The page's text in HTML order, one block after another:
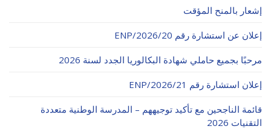
الأقــســــام الـتـحــضـيـريـــة
عروض التكوين
التربصات
الشهادات
نماذج ما بعد التدرج
إشعار بالمنح المؤقت
إعلان عن استشارة رقم 20/ENP/2026
مرحبًا بجميع حاملي شهادة البكالوريا الجدد لسنة 2026
إعلان استشارة رقم 21/ENP/2026
قائمة الناجحين مع تأكيد توجيههم – المدرسة الوطنية متعددة
التقنيات 2026